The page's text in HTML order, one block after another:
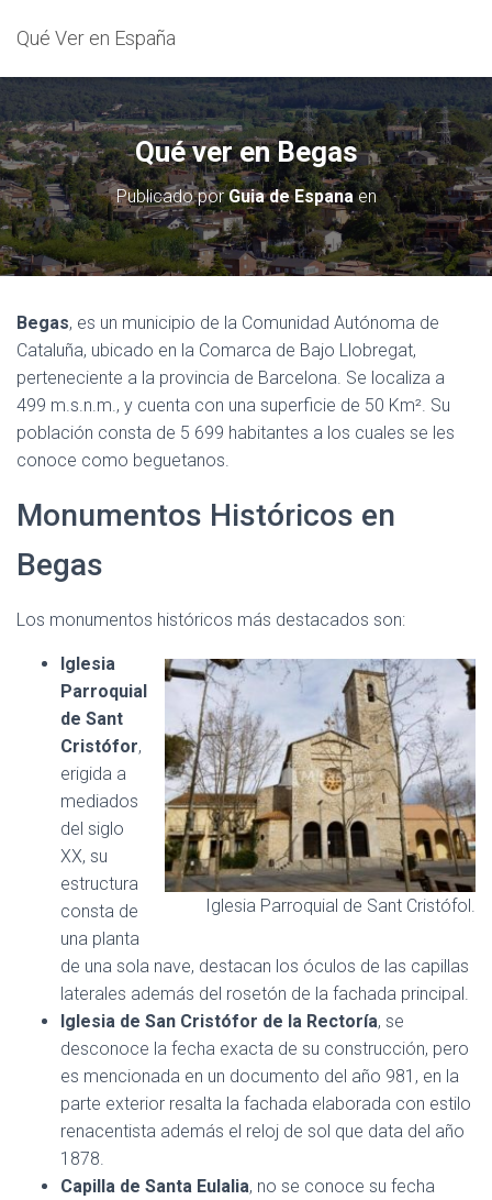
Qué Ver en España
Qué ver en Begas
Publicado porGuia de Espanaen
Begas, es un municipio de la Comunidad Autónoma de
Cataluña, ubicado en la Comarca de Bajo Llobregat,
perteneciente a la provincia de Barcelona. Se localiza a
499 m.s.n.m., y cuenta con una superficie de 50 Km². Su
población consta de 5 699 habitantes a los cuales se les
conoce como beguetanos.
Monumentos Históricos en
Begas
Los monumentos históricos más destacados son:
Iglesia Parroquial de Sant Cristófol.
Iglesia
Parroquial
de Sant
Cristófor,
erigida a
mediados
del siglo
XX, su
estructura
consta de
una planta
de una sola nave, destacan los óculos de las capillas
laterales además del rosetón de la fachada principal.
Iglesia de San Cristófor de la Rectoría, se
desconoce la fecha exacta de su construcción, pero
es mencionada en un documento del año 981, en la
parte exterior resalta la fachada elaborada con estilo
renacentista además el reloj de sol que data del año
1878.
Capilla de Santa Eulalia, no se conoce su fecha